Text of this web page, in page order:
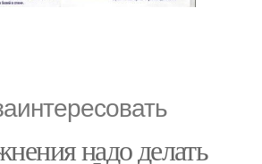
надо делать